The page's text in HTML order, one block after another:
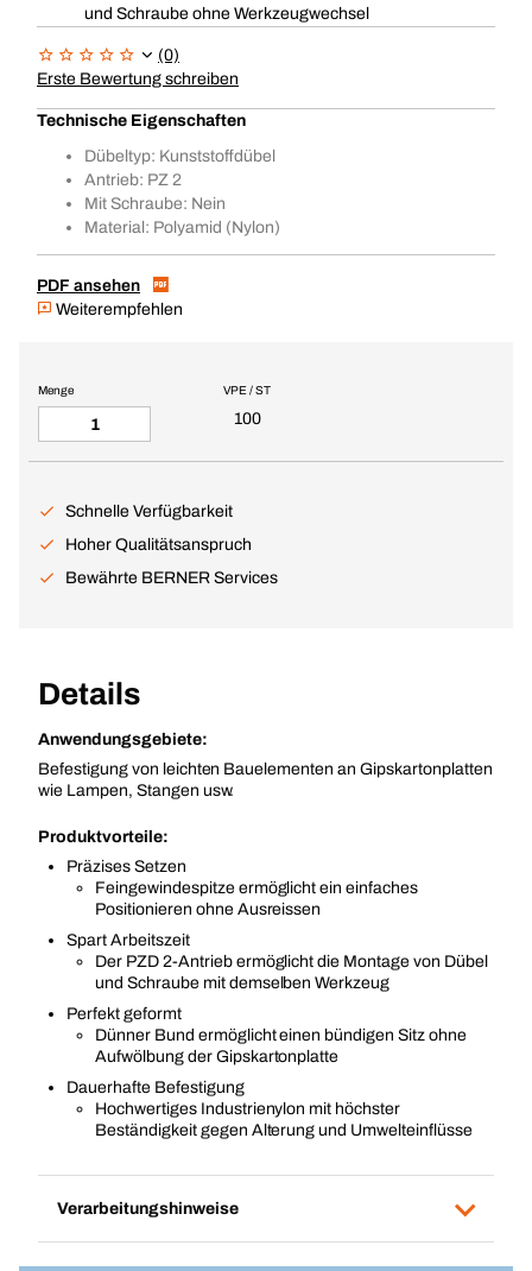
und Schraube ohne Werkzeugwechsel
(0)
Erste Bewertung schreiben
Technische Eigenschaften
Dübeltyp: Kunststoffdübel
Antrieb: PZ 2
Mit Schraube: Nein
Material: Polyamid (Nylon)
PDF ansehen
Weiterempfehlen
VPE / ST
100
Menge
Schnelle Verfügbarkeit
Hoher Qualitätsanspruch
Bewährte BERNER Services
Details
Anwendungsgebiete:
Befestigung von leichten Bauelementen an Gipskartonplatten
wie Lampen, Stangen usw.
Produktvorteile:
Präzises Setzen
Feingewindespitze ermöglicht ein einfaches
Positionieren ohne Ausreissen
Spart Arbeitszeit
Der PZD 2-Antrieb ermöglicht die Montage von Dübel
und Schraube mit demselben Werkzeug
Perfekt geformt
Dünner Bund ermöglicht einen bündigen Sitz ohne
Aufwölbung der Gipskartonplatte
Dauerhafte Befestigung
Hochwertiges Industrienylon mit höchster
Beständigkeit gegen Alterung und Umwelteinflüsse
Verarbeitungshinweise